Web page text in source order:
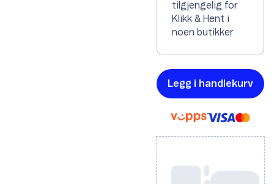
tilgjengelig for
Klikk & Hent i
noen butikker
Legg i handlekurv